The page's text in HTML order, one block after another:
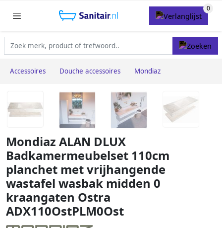
Accessoires Douche accessoires Mondiaz
Mondiaz ALAN DLUX
Badkamermeubelset 110cm
planchet met vrijhangende
wastafel wasbak midden 0
kraangaten Ostra
ADX110OstPLM0Ost